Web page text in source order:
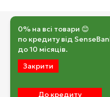
050 193-42-43
Полная
0% на всі товари 😊
по кредиту від
до 10 місяців.
Закрити
До кредиту